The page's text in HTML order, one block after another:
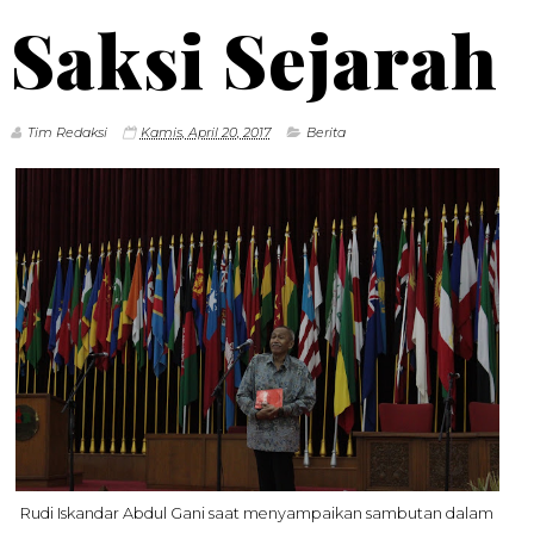
Saksi Sejarah
Tim Redaksi Kamis, April 20, 2017 Berita
Rudi Iskandar Abdul Gani saat menyampaikan sambutan dalam